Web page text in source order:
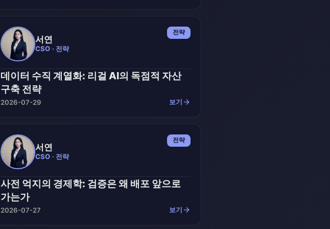
서연
CSO · 전략
전략
데이터 수직 계열화: 리걸 AI의 독점적 자산
구축 전략
2026-07-29 보기 arrow_forward
서연
CSO · 전략
전략
사전 억지의 경제학: 검증은 왜 배포 앞으로
가는가
2026-07-27 보기 arrow_forward